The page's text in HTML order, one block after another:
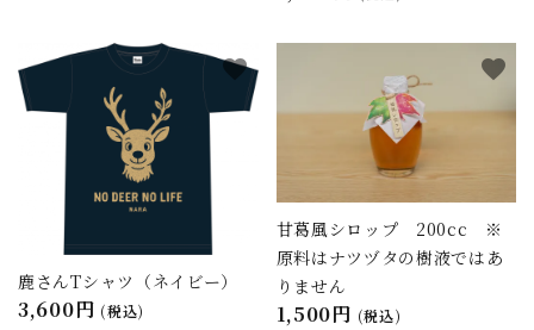
鹿さんTシャツ（ネイビー）
3,600円 (税込)
favorite
甘葛風シロップ 200cc ※
原料はナツヅタの樹液ではあ
りません
1,500円 (税込)
favorite